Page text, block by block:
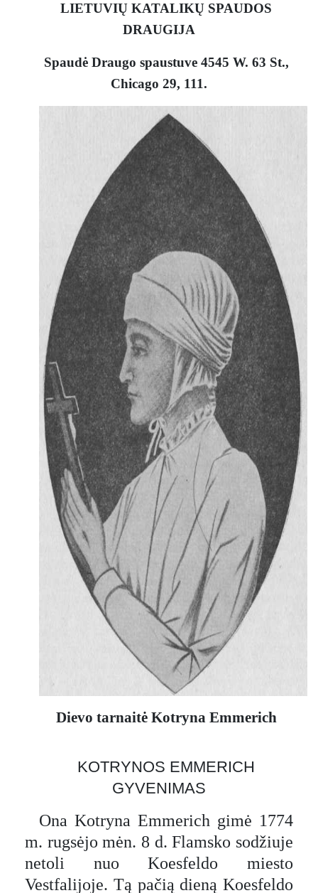
LIETUVIŲ KATALIKŲ SPAUDOS
DRAUGIJA
Spaudė Draugo spaustuve 4545 W. 63 St.,
Chicago 29, 111.
Dievo tarnaitė Kotryna Emmerich
KOTRYNOS EMMERICH
GYVENIMAS
Ona Kotryna Emmerich gimė 1774
m. rugsėjo mėn. 8 d. Flamsko sodžiuje
netoli nuo Koesfeldo miesto
Vestfalijoje. Tą pačią dieną Koesfeldo